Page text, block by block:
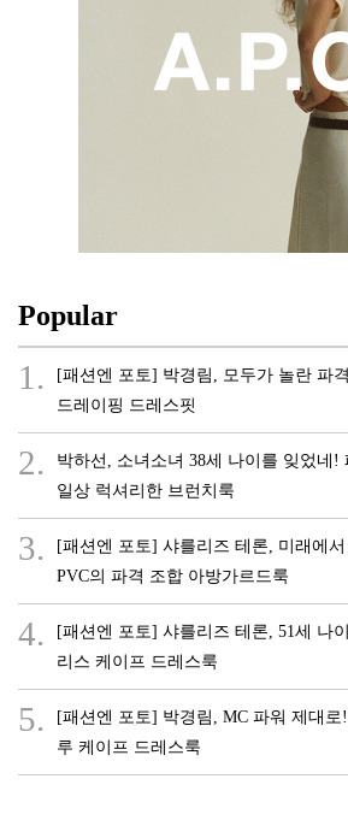
Popular
1.
[패션엔 포토] 박경림, 모두가 놀란 파
드레이핑 드레스핏
2.
박하선, 소녀소녀 38세 나이를 잊었네!
일상 럭셔리한 브런치룩
3.
[패션엔 포토] 샤를리즈 테론, 미래에
PVC의 파격 조합 아방가르드룩
4.
[패션엔 포토] 샤를리즈 테론, 51세 나
리스 케이프 드레스룩
5.
[패션엔 포토] 박경림, MC 파워 제대
루 케이프 드레스룩